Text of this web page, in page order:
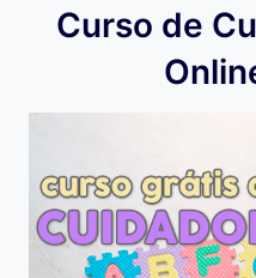
Curso de